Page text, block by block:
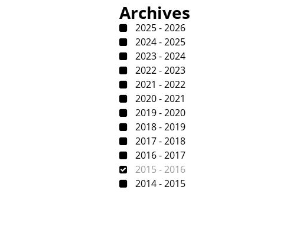
Archives
2025 - 2026
2024 - 2025
2023 - 2024
2022 - 2023
2021 - 2022
2020 - 2021
2019 - 2020
2018 - 2019
2017 - 2018
2016 - 2017
2015 - 2016
2014 - 2015